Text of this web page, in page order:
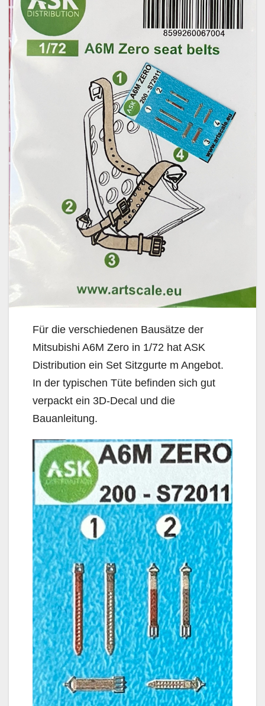
Für die verschiedenen Bausätze der
Mitsubishi A6M Zero in 1/72 hat ASK
Distribution ein Set Sitzgurte m Angebot.
In der typischen Tüte befinden sich gut
verpackt ein 3D-Decal und die
Bauanleitung.